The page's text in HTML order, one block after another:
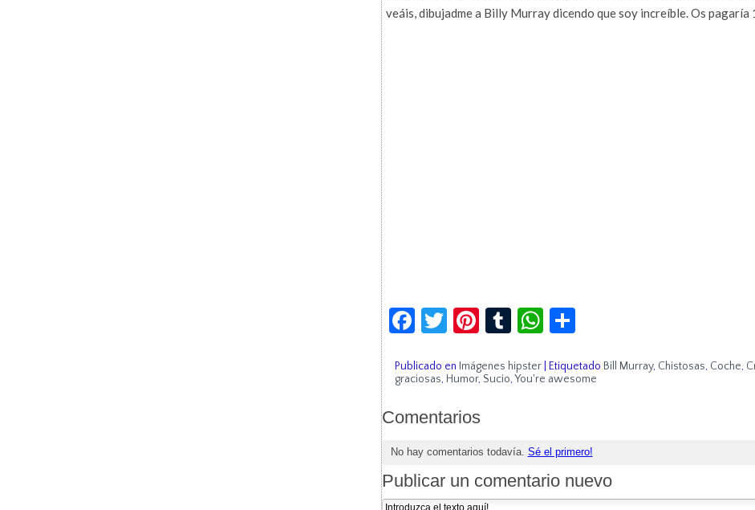
veáis, dibujadme a Billy Murray dicendo que soy increíble. Os pagaría
Facebook
Twitter
Pinterest
TumblrWhatsApp
Compartir
Publicado en Imágenes hipster| Etiquetado Bill Murray, Chistosas, Coche,
graciosas, Humor, Sucio,You're awesome
Comentarios
No hay comentarios todavía. Sé el primero!
Publicar un comentario nuevo